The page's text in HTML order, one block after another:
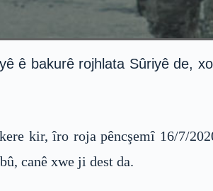
ê bakurê rojhlata Sûriyê de,
kir, îro roja pêncşemî 16/7/
canê xwe ji dest da.